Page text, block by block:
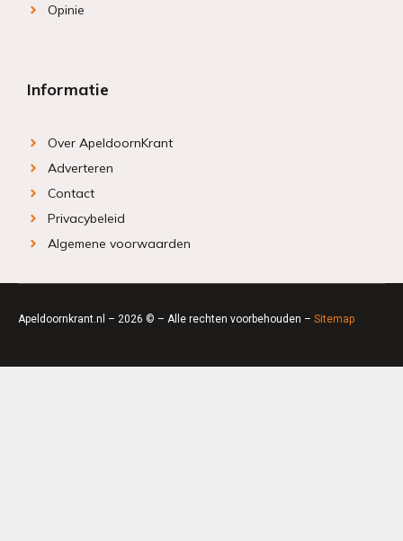
Opinie
Informatie
Over ApeldoornKrant
Adverteren
Contact
Privacybeleid
Algemene voorwaarden
Apeldoornkrant.nl – 2026 © – Alle rechten voorbehouden – Sitemap